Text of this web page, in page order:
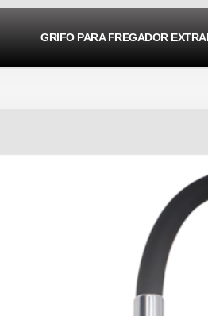
GRIFO PARA FREGADOR